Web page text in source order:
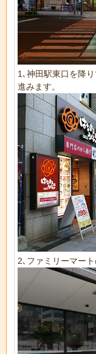
1､神田駅東口を降
進みます。
2､ファミリーマー